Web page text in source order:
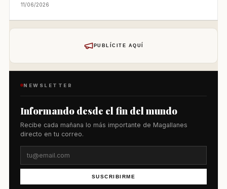
11/06/2026
PUBLÍCITE AQUÍ
NEWSLETTER
Informando desde el fin del mundo
Recibe cada mañana lo más importante de Magallanes
directo en tu correo.
SUSCRIBIRME